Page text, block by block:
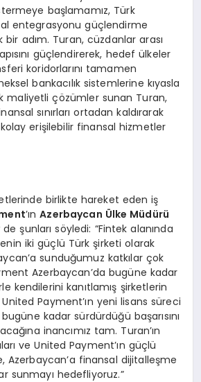
başlamamız, Türk
entegrasyonu güçlendirme
adım. Turan, cüzdanlar arası
güçlendirerek, hedef ülkeler
koridorlarını tamamen
bankacılık sistemlerine kıyasla
maliyetli çözümler sunan Turan,
sınırları ortadan kaldırarak
erişilebilir finansal hizmetler
birlikte hareket eden iş
’ınAzerbaycan Ülke Müdürü
de şunları söyledi: “Fintek alanında
iki güçlü Türk şirketi olarak
sunduğumuz katkılar çok
Azerbaycan’da bugüne kadar
kendilerini kanıtlamış şirketlerin
United Payment’ın yeni lisans süreci
kadar sürdürdüğü başarısını
inancımız tam. Turan’ın
ve United Payment’ın güçlü
Azerbaycan’a finansal dijitalleşme
sunmayı hedefliyoruz.”